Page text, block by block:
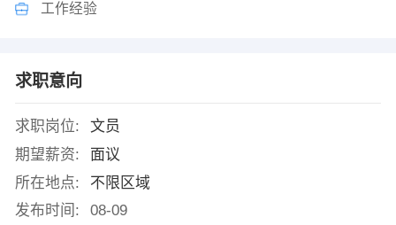
工作经验
求职意向
求职岗位:
文员
期望薪资:
面议
所在地点:
不限区域
发布时间:
08-09